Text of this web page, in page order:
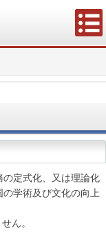
定式化、又は理論化
学術及び文化の向上
ん。